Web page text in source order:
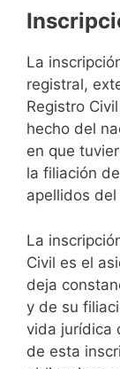
La
registral,
Registro
hecho del
en que
la filiación
apellidos
La
Civil es el
deja
y de su
vida jurídica
de esta